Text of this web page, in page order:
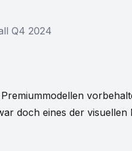
Q4 2024
doch eines der visuellen